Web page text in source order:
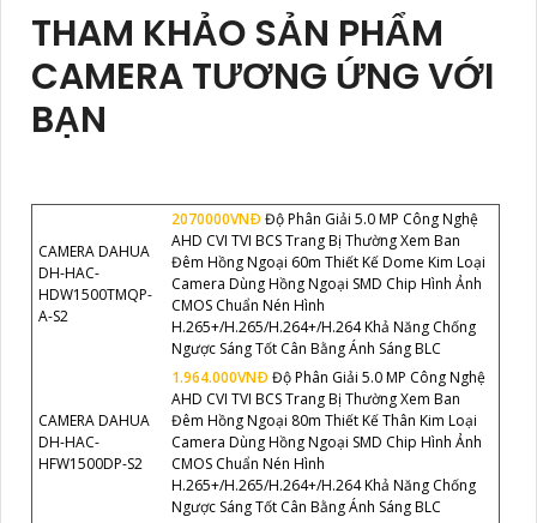
THAM KHẢO SẢN PHẨM
CAMERA TƯƠNG ỨNG VỚI
BẠN
CAMERA DAHUA
DH-HAC-
HDW1500TMQP-
A-S2
2070000VNÐ Độ Phân Giải 5.0 MP Công Nghệ
AHD CVI TVI BCS Trang Bị Thường Xem Ban
Đêm Hồng Ngoại 60m Thiết Kế Dome Kim Loại
Camera Dùng Hồng Ngoại SMD Chip Hình Ảnh
CMOS Chuẩn Nén Hình
H.265+/H.265/H.264+/H.264 Khả Năng Chống
Ngược Sáng Tốt Cân Bằng Ánh Sáng BLC
CAMERA DAHUA
DH-HAC-
HFW1500DP-S2
1.964.000VNÐ Độ Phân Giải 5.0 MP Công Nghệ
AHD CVI TVI BCS Trang Bị Thường Xem Ban
Đêm Hồng Ngoại 80m Thiết Kế Thân Kim Loại
Camera Dùng Hồng Ngoại SMD Chip Hình Ảnh
CMOS Chuẩn Nén Hình
H.265+/H.265/H.264+/H.264 Khả Năng Chống
Ngược Sáng Tốt Cân Bằng Ánh Sáng BLC